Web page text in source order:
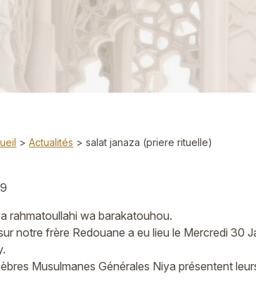
>Actualités > salat janaza (priere rituelle)
rahmatoullahi wa barakatouhou.
notre frère Redouane a eu lieu le Mercredi 30
Musulmanes Générales Niya présentent